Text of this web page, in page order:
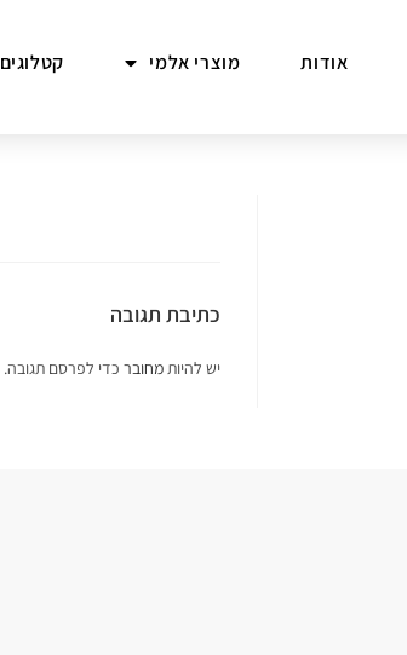
אודות מוצרי אלמי קטלוגים
כתיבת תגובה
יש להיותמחובר כדי לפרסם תגובה.